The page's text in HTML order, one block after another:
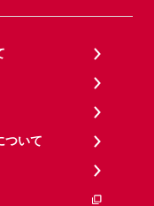
ついて